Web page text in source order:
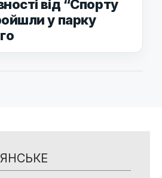
від “Спорту
у парку